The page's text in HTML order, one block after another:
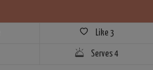
Like 3
Serves 4